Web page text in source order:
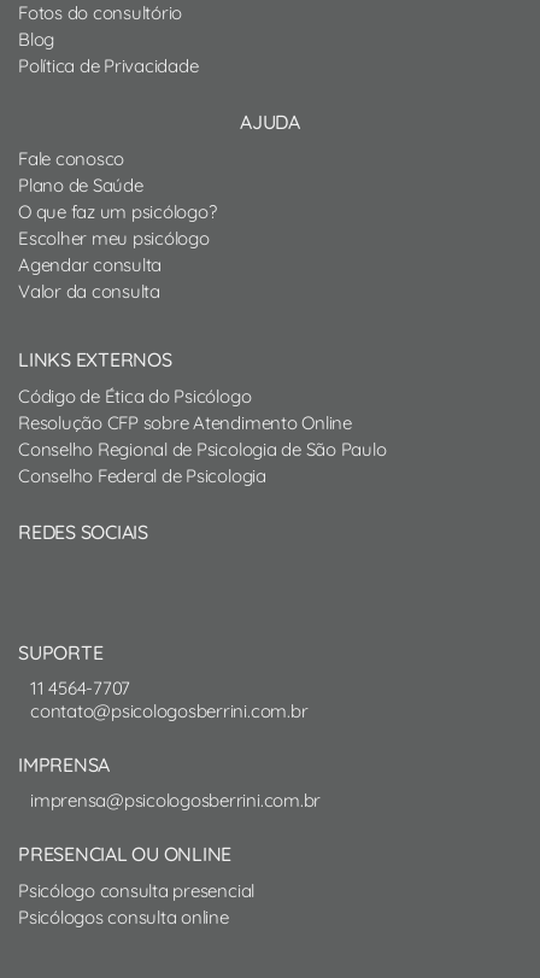
Fotos do consultório
Blog
Política de Privacidade
AJUDA
Fale conosco
Plano de Saúde
O que faz um psicólogo?
Escolher meu psicólogo
Agendar consulta
Valor da consulta
LINKS EXTERNOS
Código de Ética do Psicólogo
Resolução CFP sobre Atendimento Online
Conselho Regional de Psicologia de São Paulo
Conselho Federal de Psicologia
REDES SOCIAIS
SUPORTE
11 4564-7707
contato@psicologosberrini.com.br
IMPRENSA
imprensa@psicologosberrini.com.br
PRESENCIAL OU ONLINE
Psicólogo consulta presencial
Psicólogos consulta online